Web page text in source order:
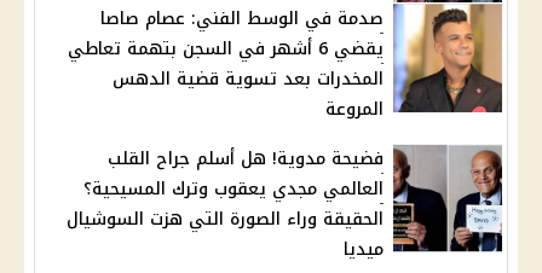
صدمة في الوسط الفني: عصام صاصا
يقضي 6 أشهر في السجن بتهمة تعاطي
المخدرات بعد تسوية قضية الدهس
المروعة
فضيحة مدوية! هل أسلم جراح القلب
العالمي مجدي يعقوب وترك المسيحية؟
الحقيقة وراء الصورة التي هزت السوشيال
ميديا